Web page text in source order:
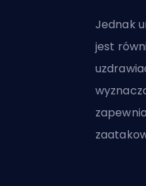
Jednak
jest